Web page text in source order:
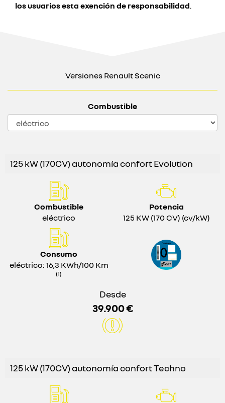
los usuarios esta exención de responsabilidad.
Versiones Renault Scenic
Combustible
125 kW (170CV) autonomía confort Evolution
Combustible
eléctrico
Potencia
125 KW (170 CV) (cv/kW)
Consumo
eléctrico: 16,3 KWh/100 Km
(1)
Desde
39.900 €
125 kW (170CV) autonomía confort Techno